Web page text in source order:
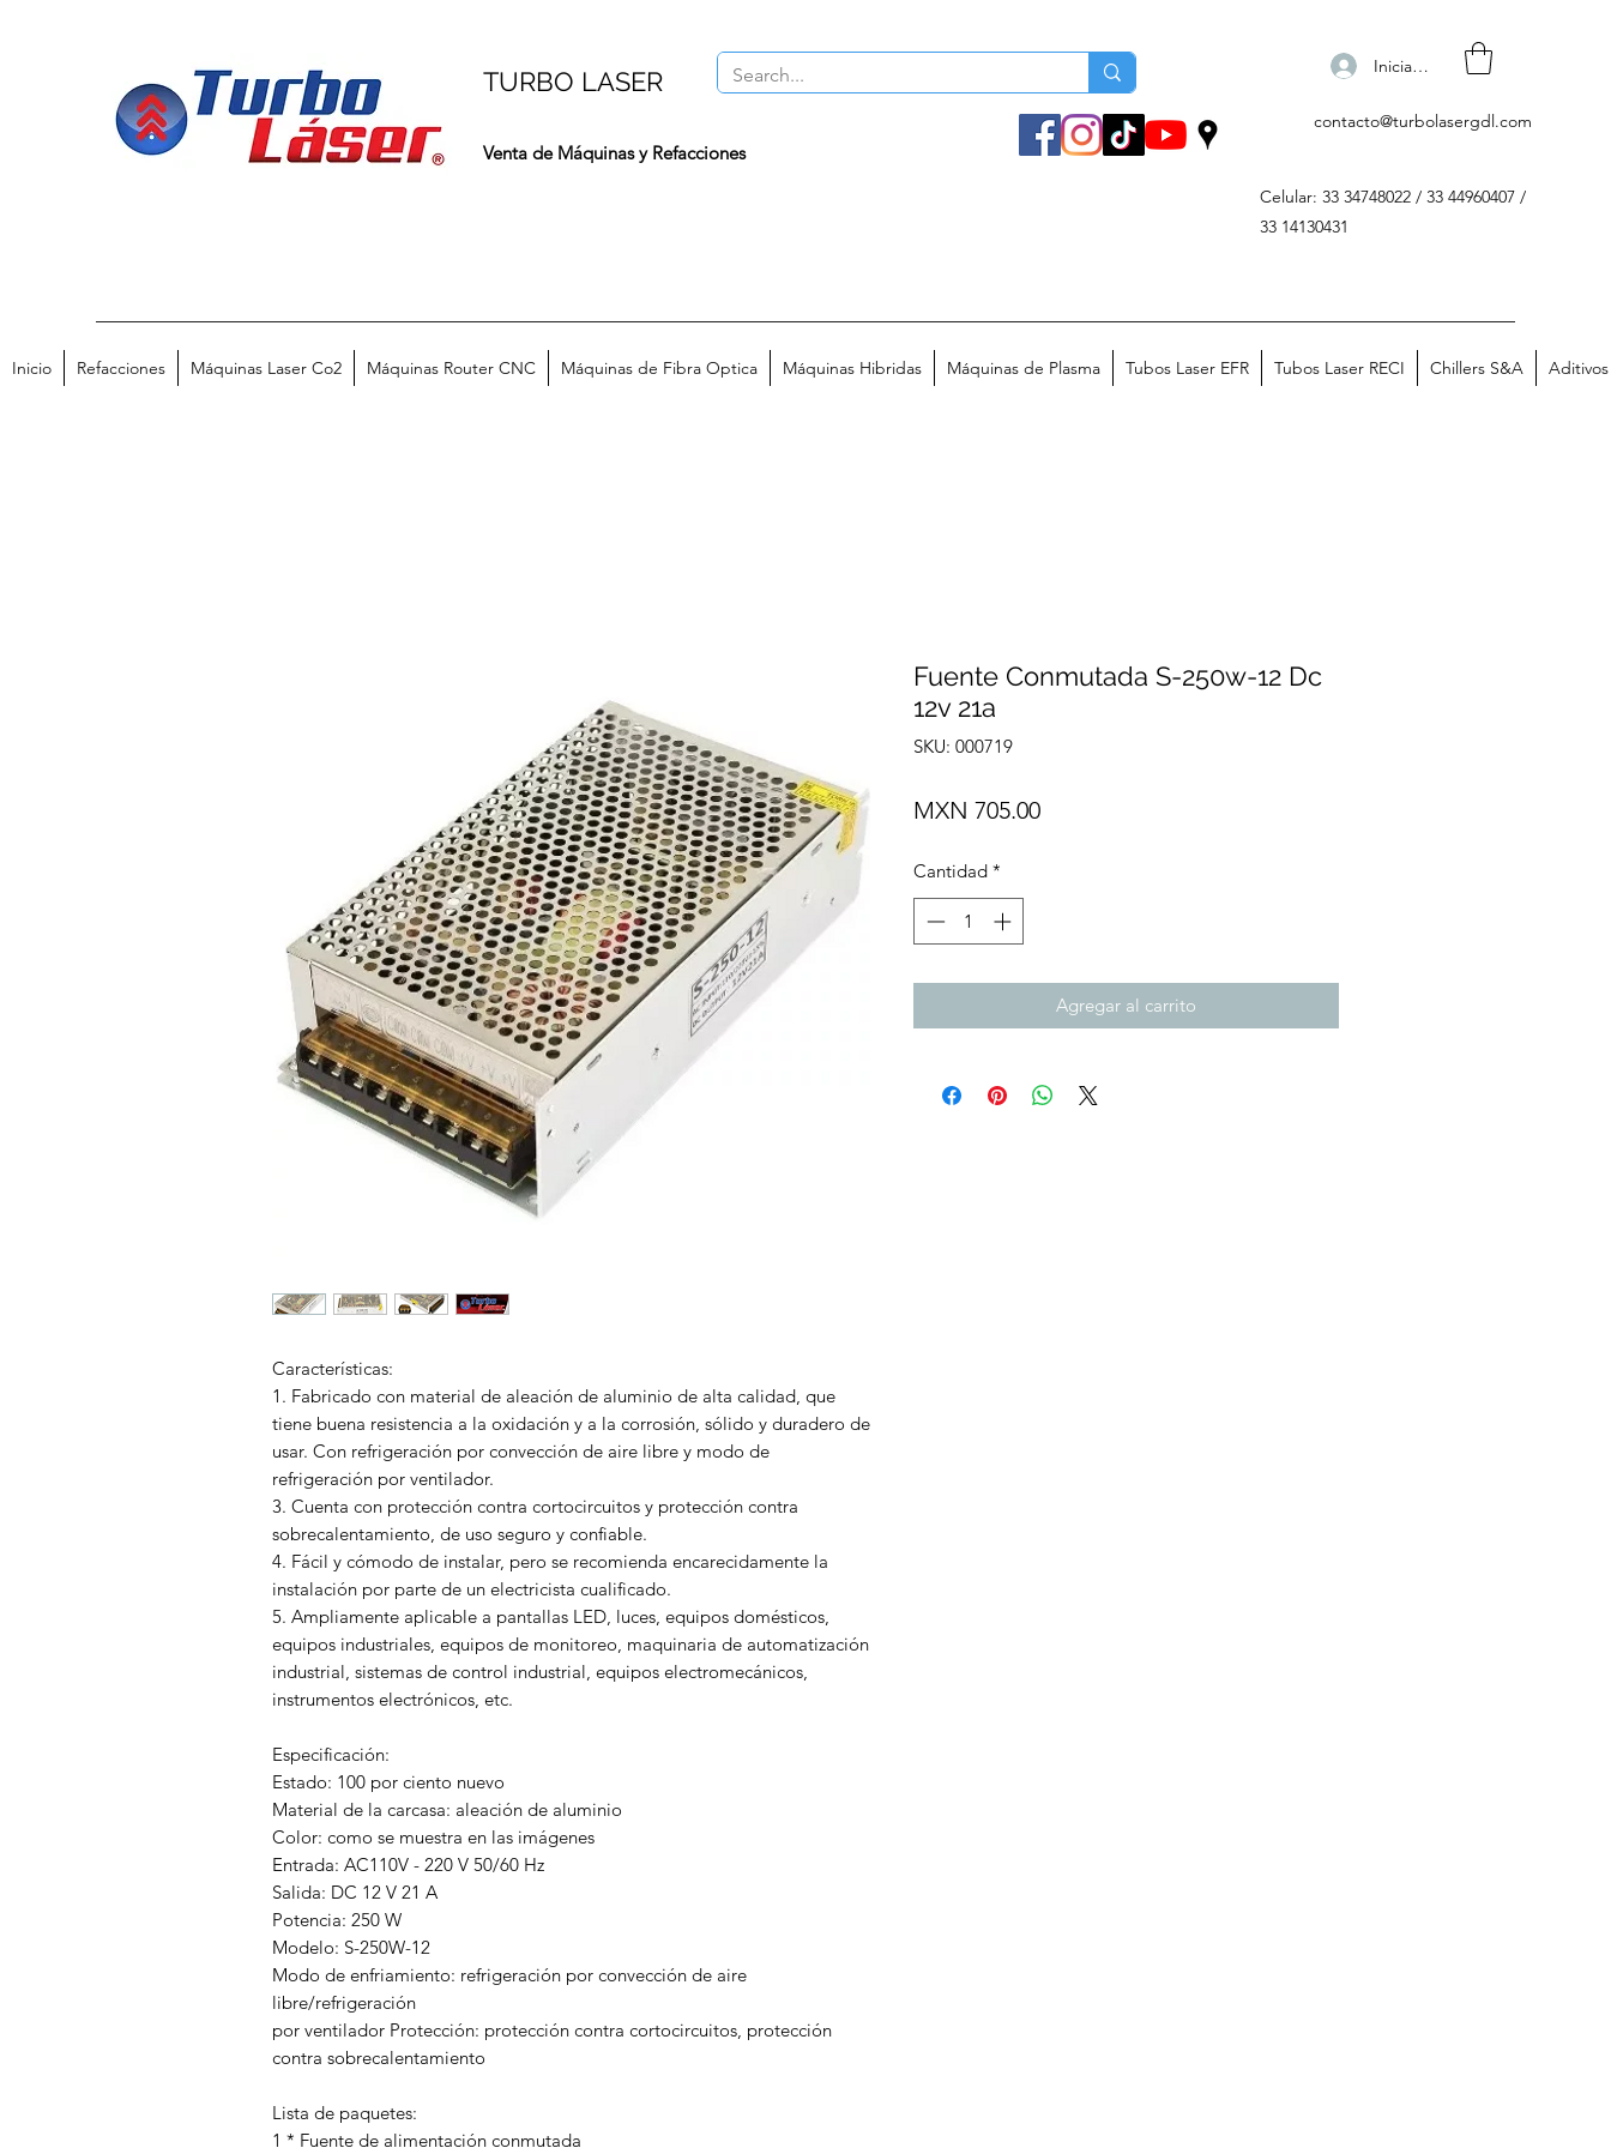
TURBO LASER
Venta de Máquinas y Refacciones
Iniciar sesión
contacto@turbolasergdl.com
Celular: 33 34748022 / 33 44960407 /
33 14130431
Inicio Refacciones Máquinas Laser Co2 Máquinas Router CNC Máquinas de Fibra Optica Máquinas Hibridas Máquinas de Plasma Tubos Laser EFR Tubos Laser RECI Chillers S&A
Características:
1. Fabricado con material de aleación de aluminio de alta calidad, que
tiene buena resistencia a la oxidación y a la corrosión, sólido y duradero de
usar. Con refrigeración por convección de aire libre y modo de
refrigeración por ventilador.
3. Cuenta con protección contra cortocircuitos y protección contra
sobrecalentamiento, de uso seguro y confiable.
4. Fácil y cómodo de instalar, pero se recomienda encarecidamente la
instalación por parte de un electricista cualificado.
5. Ampliamente aplicable a pantallas LED, luces, equipos domésticos,
equipos industriales, equipos de monitoreo, maquinaria de automatización
industrial, sistemas de control industrial, equipos electromecánicos,
instrumentos electrónicos, etc.
Especificación:
Estado: 100 por ciento nuevo
Material de la carcasa: aleación de aluminio
Color: como se muestra en las imágenes
Entrada: AC110V - 220 V 50/60 Hz
Salida: DC 12 V 21 A
Potencia: 250 W
Modelo: S-250W-12
Modo de enfriamiento: refrigeración por convección de aire
libre/refrigeración
por ventilador Protección: protección contra cortocircuitos, protección
contra sobrecalentamiento
Lista de paquetes:
1 * Fuente de alimentación conmutada
Fuente Conmutada S-250w-12 Dc
12v 21a
SKU: 000719
MXN 705.00Precio
Cantidad *
Agregar al carrito